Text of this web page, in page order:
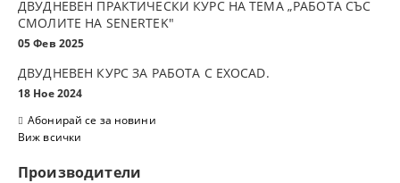
ДВУДНЕВЕН ПРАКТИЧЕСКИ КУРС НА ТЕМА „РАБОТА СЪС
СМОЛИТЕ НА SENERTEK"
05 Фев 2025
ДВУДНЕВЕН КУРС ЗА РАБОТА С ЕXOCAD.
18 Ное 2024
Абонирай се за новини
Виж всички
Производители